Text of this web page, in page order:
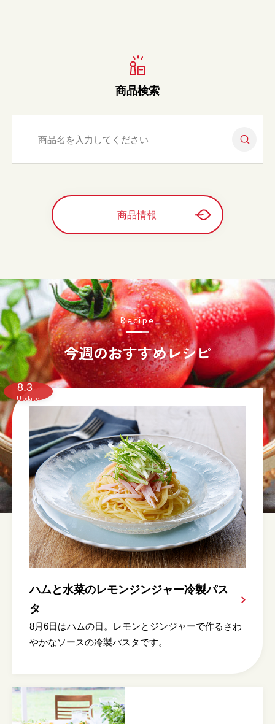
商品検索
商品情報
今週のおすすめレシピ
Recipe
8.3
Update
ハムと水菜のレモンジンジャー冷製パス
タ
8月6日はハムの日。レモンとジンジャーで作るさわ
やかなソースの冷製パスタです。